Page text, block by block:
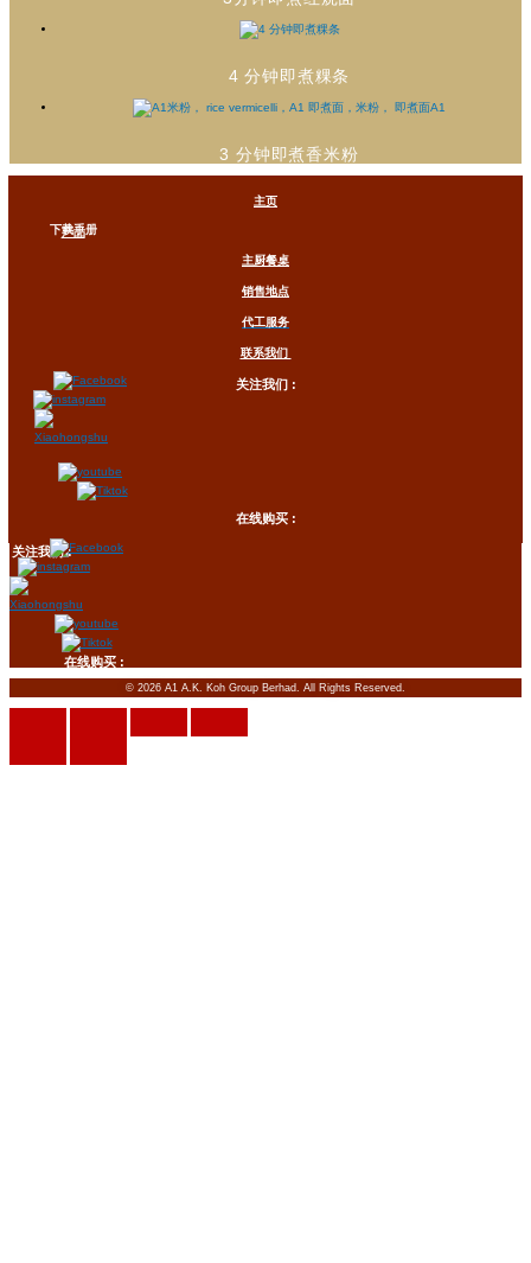
4 分钟即煮粿条
3 分钟即煮香米粉
主页
产品
下载手册
主厨餐桌
销售地点
代工服务
联系我们
关注我们 :
在线购买 :
关注我们 :
在线购买 :
© 2026 A1 A.K. Koh Group Berhad. All Rights Reserved.